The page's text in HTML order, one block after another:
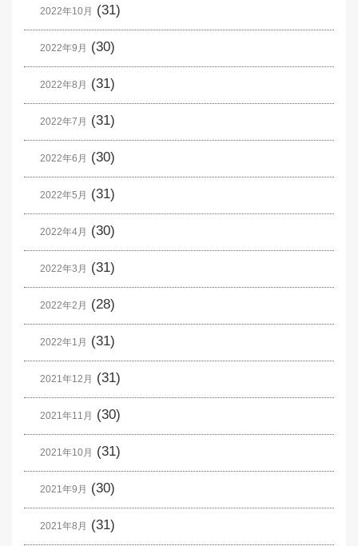
2022年10月 (31)
2022年9月 (30)
2022年8月 (31)
2022年7月 (31)
2022年6月 (30)
2022年5月 (31)
2022年4月 (30)
2022年3月 (31)
2022年2月 (28)
2022年1月 (31)
2021年12月 (31)
2021年11月 (30)
2021年10月 (31)
2021年9月 (30)
2021年8月 (31)